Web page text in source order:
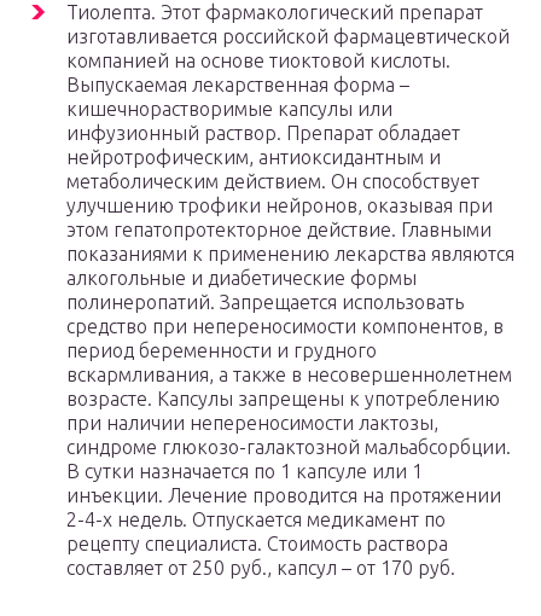
Тиолепта. Этот фармакологический препарат
изготавливается российской фармацевтической
компанией на основе тиоктовой кислоты.
Выпускаемая лекарственная форма –
кишечнорастворимые капсулы или
инфузионный раствор. Препарат обладает
нейротрофическим, антиоксидантным и
метаболическим действием. Он способствует
улучшению трофики нейронов, оказывая при
этом гепатопротекторное действие. Главными
показаниями к применению лекарства являются
алкогольные и диабетические формы
полинеропатий. Запрещается использовать
средство при непереносимости компонентов, в
период беременности и грудного
вскармливания, а также в несовершеннолетнем
возрасте. Капсулы запрещены к употреблению
при наличии непереносимости лактозы,
синдроме глюкозо-галактозной мальабсорбции.
В сутки назначается по 1 капсуле или 1
инъекции. Лечение проводится на протяжении
2-4-х недель. Отпускается медикамент по
рецепту специалиста. Стоимость раствора
составляет от 250 руб., капсул – от 170 руб.